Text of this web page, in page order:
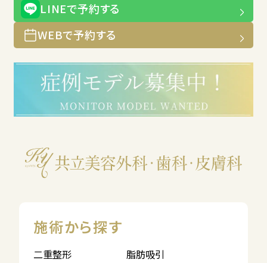
LINEで予約する
WEBで予約する
施術から探す
二重整形
脂肪吸引